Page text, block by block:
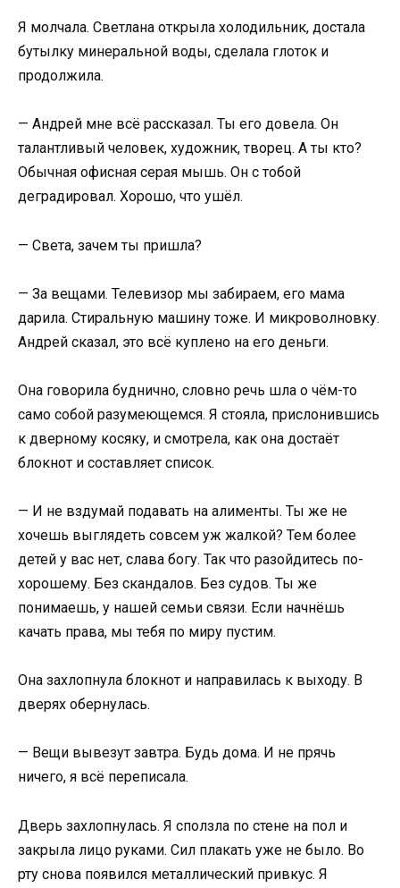
Я молчала. Светлана открыла холодильник, достала
бутылку минеральной воды, сделала глоток и
продолжила.
— Андрей мне всё рассказал. Ты его довела. Он
талантливый человек, художник, творец. А ты кто?
Обычная офисная серая мышь. Он с тобой
деградировал. Хорошо, что ушёл.
— Света, зачем ты пришла?
— За вещами. Телевизор мы забираем, его мама
дарила. Стиральную машину тоже. И микроволновку.
Андрей сказал, это всё куплено на его деньги.
Она говорила буднично, словно речь шла о чём-то
само собой разумеющемся. Я стояла, прислонившись
к дверному косяку, и смотрела, как она достаёт
блокнот и составляет список.
— И не вздумай подавать на алименты. Ты же не
хочешь выглядеть совсем уж жалкой? Тем более
детей у вас нет, слава богу. Так что разойдитесь по-
хорошему. Без скандалов. Без судов. Ты же
понимаешь, у нашей семьи связи. Если начнёшь
качать права, мы тебя по миру пустим.
Она захлопнула блокнот и направилась к выходу. В
дверях обернулась.
— Вещи вывезут завтра. Будь дома. И не прячь
ничего, я всё переписала.
Дверь захлопнулась. Я сползла по стене на пол и
закрыла лицо руками. Сил плакать уже не было. Во
рту снова появился металлический привкус. Я